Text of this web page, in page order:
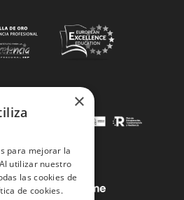
×
para mejorar la
utilizar nuestro
las cookies de
de cookies.